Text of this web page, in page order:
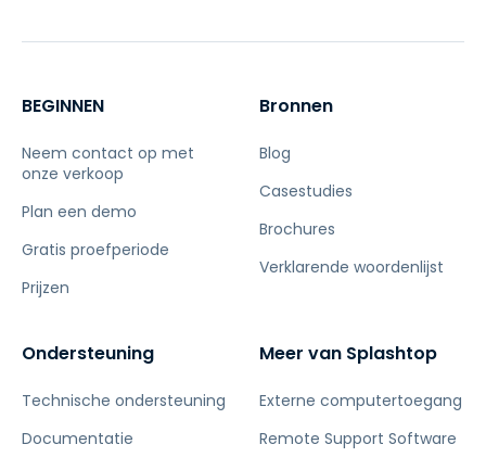
BEGINNEN
Neem contact op met
onze verkoop
Plan een demo
Gratis proefperiode
Prijzen
Bronnen
Blog
Casestudies
Brochures
Verklarende woordenlijst
Ondersteuning
Technische ondersteuning
Documentatie
Meer van Splashtop
Externe computertoegang
Remote Support Software